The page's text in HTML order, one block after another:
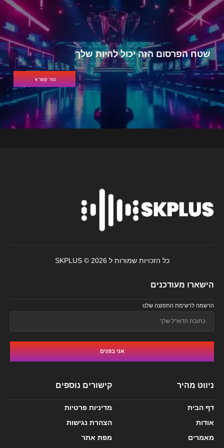
שטח הפרסום הזה יכול להיות שלך
צור קשר
הישארו מעודכנים
הרשמה לרשימת התפוצה שלנו
אני בפנים
ניווט מהיר
דף הבית
אודות
מאמרים
קישורים נוספים
מדיניות פרטיות
הצהרת נגישות
מפת אתר
כל הזכויות שמורות ל SKPLUS © 2026